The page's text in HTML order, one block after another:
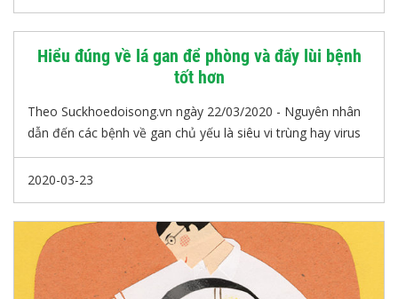
Hiểu đúng về lá gan để phòng và đẩy lùi bệnh
tốt hơn
Theo Suckhoedoisong.vn ngày 22/03/2020 - Nguyên nhân
dẫn đến các bệnh về gan chủ yếu là siêu vi trùng hay virus
gây nên, rượu bia, thuốc lá là nguyên nhân thứ hai nhưng
cũng nguy hại không kém.
2020-03-23